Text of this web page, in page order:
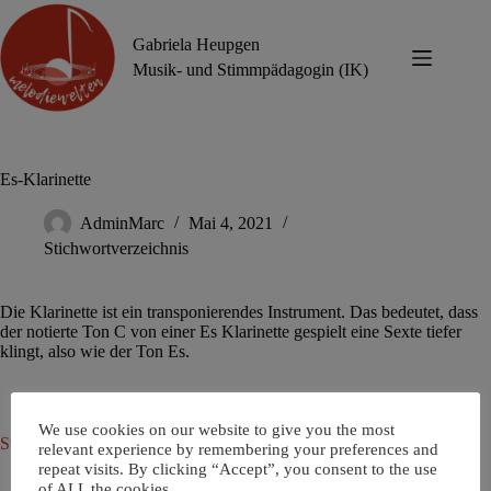
Zum
Inhalt
springen
Gabriela Heupgen
Musik- und Stimmpädagogin (IK)
Es-Klarinette
AdminMarc
Mai 4, 2021
Stichwortverzeichnis
Die Klarinette ist ein transponierendes Instrument. Das bedeutet, dass
der notierte Ton C von einer Es Klarinette gespielt eine Sexte tiefer
klingt, also wie der Ton Es.
Stichwortverzeichnis
We use cookies on our website to give you the most
relevant experience by remembering your preferences and
repeat visits. By clicking “Accept”, you consent to the use